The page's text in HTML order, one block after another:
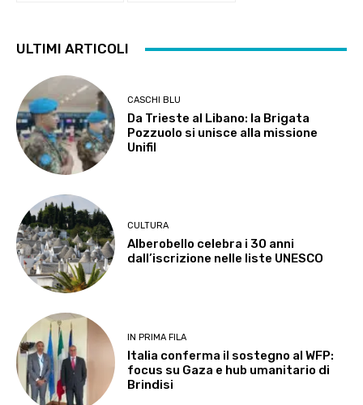
ULTIMI ARTICOLI
CASCHI BLU
Da Trieste al Libano: la Brigata
Pozzuolo si unisce alla missione
Unifil
CULTURA
Alberobello celebra i 30 anni
dall’iscrizione nelle liste UNESCO
IN PRIMA FILA
Italia conferma il sostegno al WFP:
focus su Gaza e hub umanitario di
Brindisi